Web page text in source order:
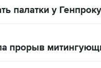
палатки у
прорыв